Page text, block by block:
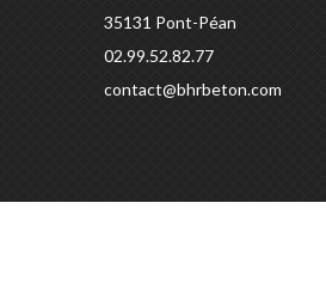
35131 Pont-Péan
02.99.52.82.77
contact@bhrbeton.com